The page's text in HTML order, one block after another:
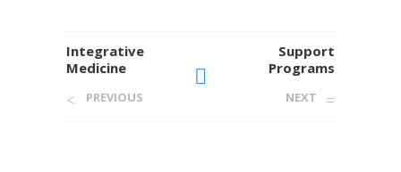
Integrative
Medicine
PREVIOUS
Support
Programs
NEXT